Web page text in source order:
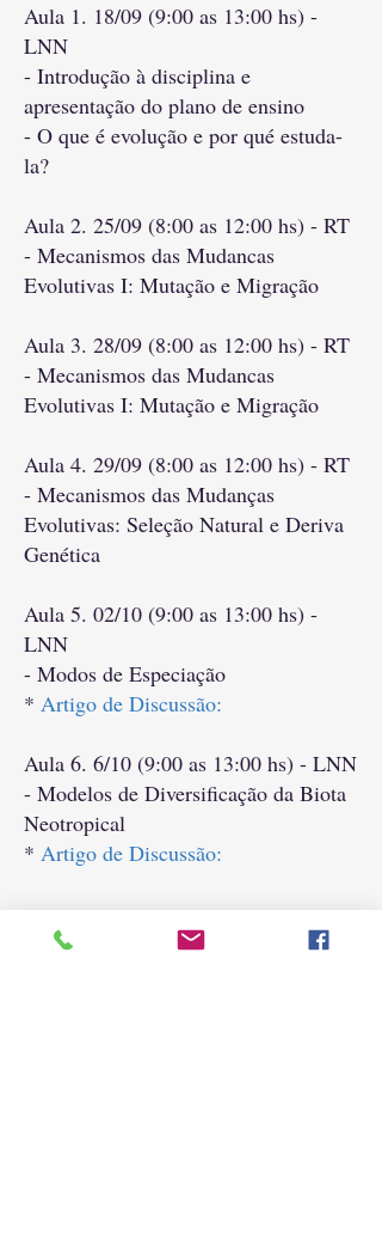
​Aula 1. 18/09 (9:00 as 13:00 hs) -
LNN
- Introdução à disciplina e
apresentação do plano de ensino
- O que é evolução e por qué estuda-
la?
​Aula 2. 25/09 (8:00 as 12:00 hs) - RT
- Mecanismos das Mudancas
Evolutivas I: Mutação e Migração
​Aula 3. 28/09 (8:00 as 12:00 hs) - RT
- Mecanismos das Mudancas
Evolutivas I: Mutação e Migração
Aula 4. 29/09 (8:00 as 12:00 hs) - RT
- Mecanismos das Mudanças
Evolutivas: Seleção Natural e Deriva
Genética
Aula 5. 02/10 (9:00 as 13:00 hs) -
LNN
- Modos de Especiação
* Artigo de Discussão:
Aula 6. 6/10 (9:00 as 13:00 hs) - LNN
- Modelos de Diversificação da Biota
Neotropical
* Artigo de Discussão:
Seminários I
- 9/10 (9 as 13 hs) - RT